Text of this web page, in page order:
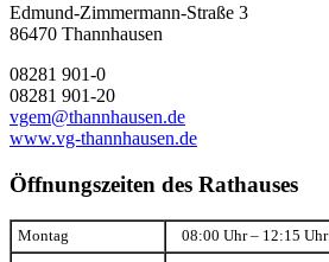
Edmund-Zimmermann-Straße 3
86470 Thannhausen
08281 901-0
08281 901-20
vgem@thannhausen.de
www.vg-thannhausen.de
Öffnungszeiten des Rathauses
Montag 08:00 Uhr – 12:15 Uhr